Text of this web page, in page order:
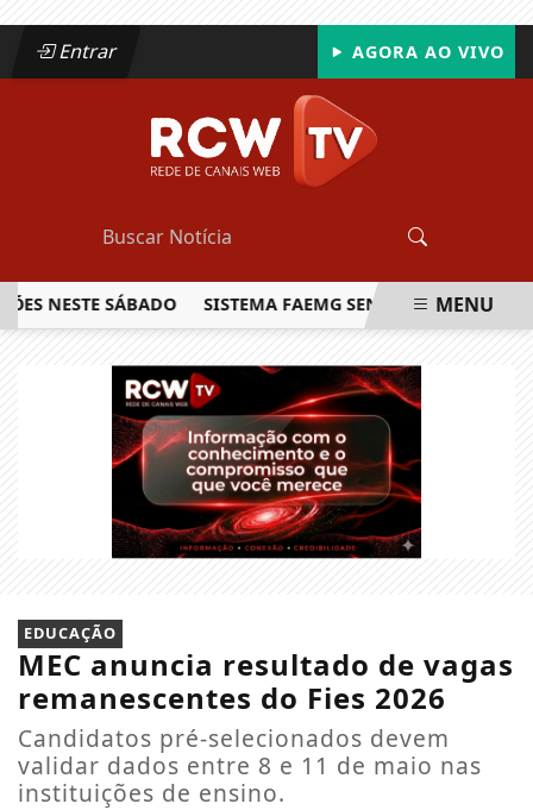
Entrar AGORA AO VIVO
SÁBADO SISTEMA FAEMG SENAR LANÇA OMENU
EDUCAÇÃO
MEC anuncia resultado de vagas
remanescentes do Fies 2026
Candidatos pré-selecionados devem
validar dados entre 8 e 11 de maio nas
instituições de ensino.